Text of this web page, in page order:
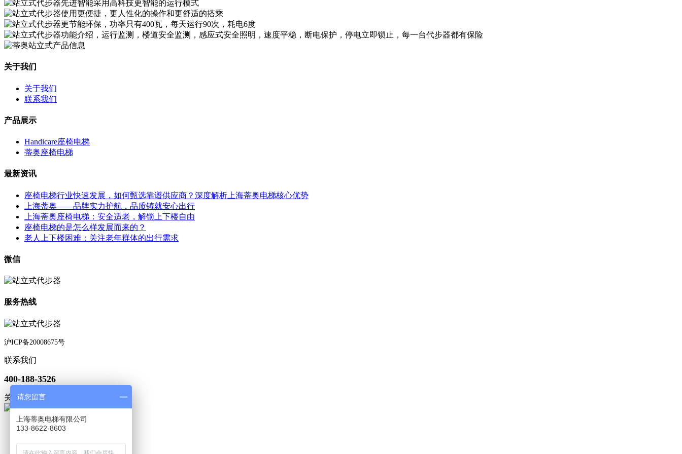
关于我们
关于我们
联系我们
产品展示
Handicare座椅电梯
蒂奥座椅电梯
最新资讯
座椅电梯行业快速发展，如何甄选靠谱供应商？深度解析上海蒂奥电梯核心优势
上海蒂奥——品牌实力护航，品质铸就安心出行
上海蒂奥座椅电梯：安全适老，解锁上下楼自由
座椅电梯的是怎么样发展而来的？
老人上下楼困难：关注老年群体的出行需求
微信
服务热线
沪ICP备20008675号
联系我们
400-188-3526
关注微信
请您留言
上海蒂奥电梯有限公司
133-8622-8603